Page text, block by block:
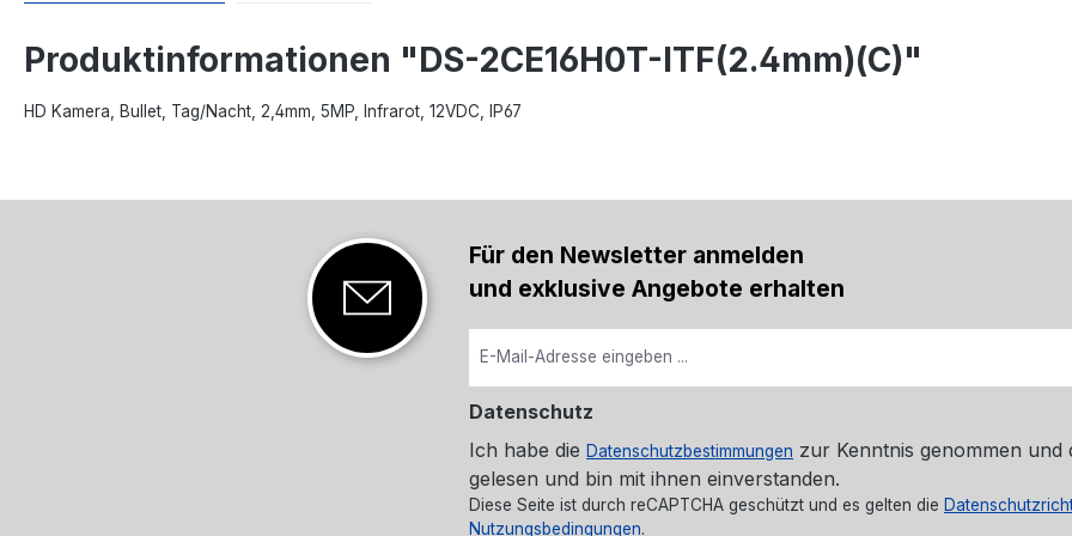
Produktinformationen "DS-2CE16H0T-ITF(2.4mm)(C)"
HD Kamera, Bullet, Tag/Nacht, 2,4mm, 5MP, Infrarot, 12VDC, IP67
Für den Newsletter anmelden
und exklusive Angebote erhalten
Datenschutz
Ich habe die Datenschutzbestimmungen zur Kenntnis genommen und
gelesen und bin mit ihnen einverstanden.
Diese Seite ist durch reCAPTCHA geschützt und es gelten die
Nutzungsbedingungen.